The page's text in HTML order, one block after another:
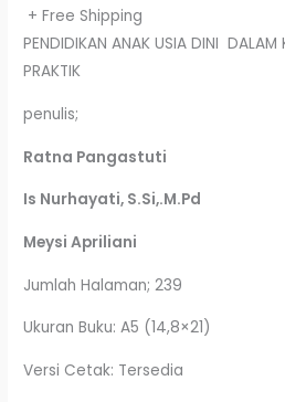
+ Free Shipping
PENDIDIKAN ANAK USIA DINI DALAM
PRAKTIK
penulis;
Ratna Pangastuti
Is Nurhayati, S.Si,.M.Pd
Meysi Apriliani
Jumlah Halaman; 239
Ukuran Buku: A5 (14,8×21)
Versi Cetak: Tersedia